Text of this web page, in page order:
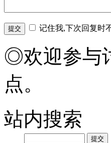
记住我,下次回复时
◎欢迎参与
点。
站内搜索